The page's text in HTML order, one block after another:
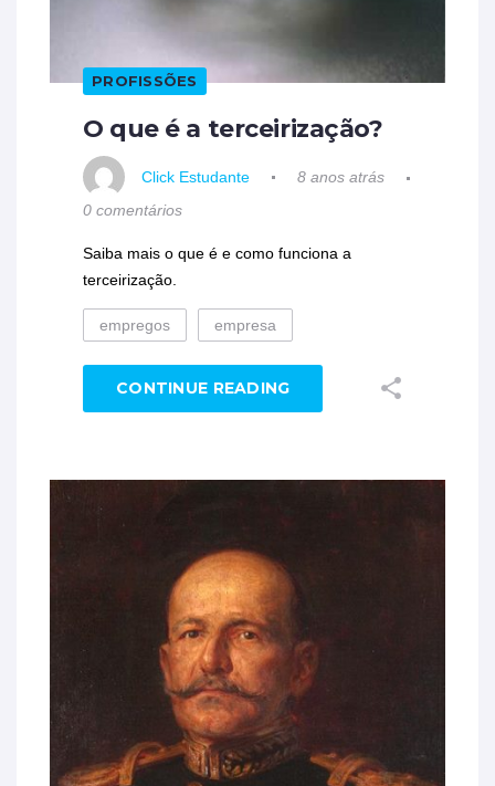
PROFISSÕES
O que é a terceirização?
Click Estudante
8 anos atrás
0 comentários
Saiba mais o que é e como funciona a
terceirização.
empregos empresa
CONTINUE READING